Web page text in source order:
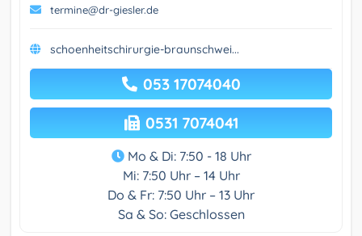
termine@dr-giesler.de
schoenheitschirurgie-braunschwei...
053 17074040
0531 7074041
Mo & Di: 7:50 - 18 Uhr
Mi: 7:50 Uhr – 14 Uhr
Do & Fr: 7:50 Uhr – 13 Uhr
Sa & So: Geschlossen